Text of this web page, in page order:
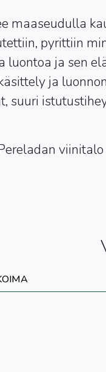
maaseudulla
pyrittiin
luontoa ja sen
ja
suuri